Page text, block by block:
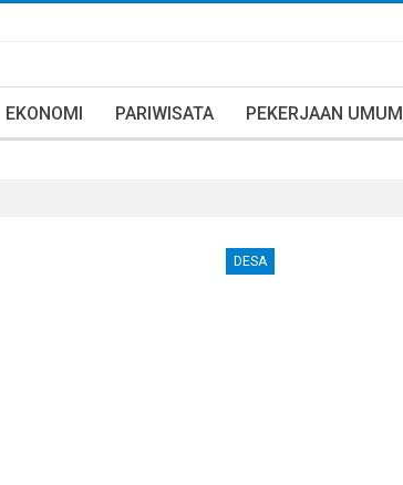
EKONOMI PARIWISATA PEKERJAAN UMUM
DESA